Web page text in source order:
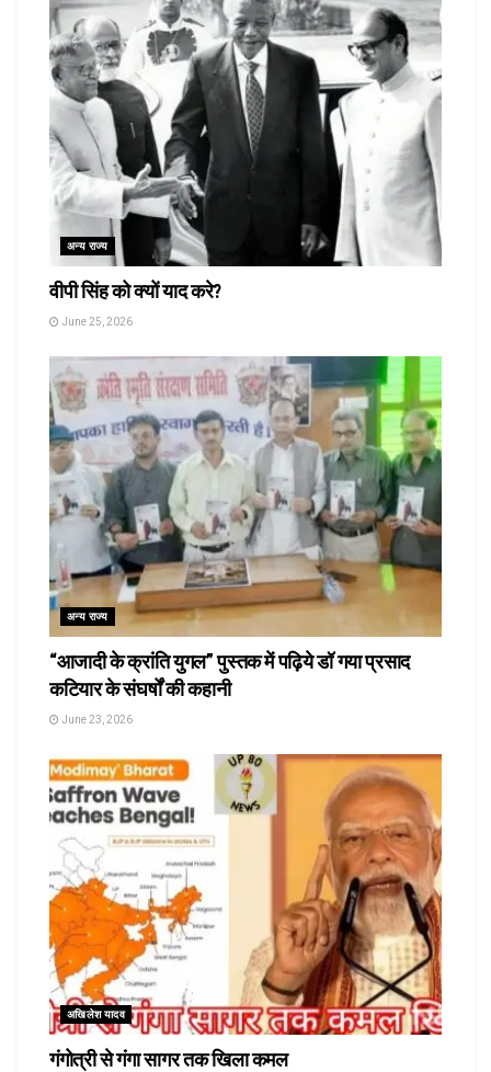
अन्य राज्य
वीपी सिंह को क्यों याद करे?
June 25, 2026
अन्य राज्य
“आजादी के क्रांति युगल” पुस्तक में पढ़िये डॉ गया प्रसाद
कटियार के संघर्षों की कहानी
June 23, 2026
अखिलेश यादव
गंगोत्री से गंगा सागर तक खिला कमल